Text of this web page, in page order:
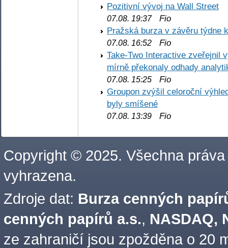
Pozitivní vývoj na Wall Street
07.08. 19:37Fio
Pražská burza v závěru týdne
07.08. 16:52 Fio
Take-Two Interactive zveřejnil
mírně překonaly odhady
07.08. 15:25 Fio
Groupon zvýšil celoroční
byly smíšené
07.08. 13:39 Fio
Copyright © 2025. Všechna práva
vyhrazena.
Zdroje dat: Burza cenných
cenných papírů a.s., NASDAQ,
ze zahraničí jsou zpožděna o 20